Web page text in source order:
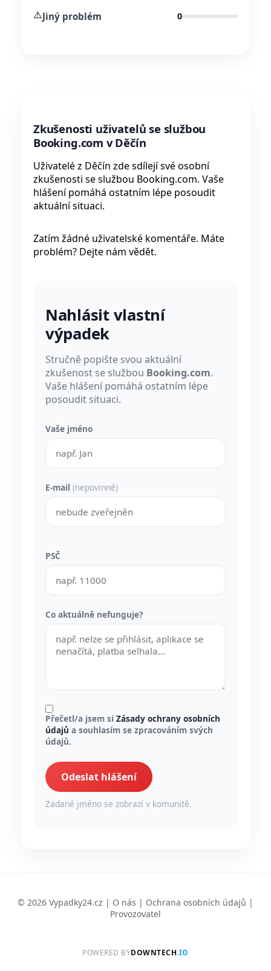
⚠️Jiný problém 0
Zkušenosti uživatelů se službou
Booking.com v Děčín
Uživatelé z Děčín zde sdílejí své osobní
zkušenosti se službou Booking.com. Vaše
hlášení pomáhá ostatním lépe posoudit
aktuální situaci.
Zatím žádné uživatelské komentáře. Máte
problém? Dejte nám vědět.
Nahlásit vlastní
výpadek
Stručně popište svou aktuální
zkušenost se službou Booking.com.
Vaše hlášení pomáhá ostatním lépe
posoudit situaci.
Vaše jméno
E-mail (nepovinné)
PSČ
Co aktuálně nefunguje?
Přečetl/a jsem si Zásady ochrany osobních
údajů a souhlasím se zpracováním svých
údajů.
Odeslat hlášení
Zadané jméno se zobrazí v komunitě.
© 2026 Vypadky24.cz | O nás | Ochrana osobních údajů |
Provozovatel
POWERED BYDOWNTECH.IO